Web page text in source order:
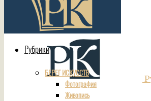
Рубрики
БЕРЕГ ИСКУССТВ
Фотография
Живопись